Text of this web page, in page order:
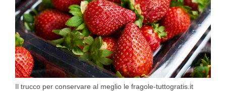
Il trucco per conservare al meglio le fragole-tuttogratis.it